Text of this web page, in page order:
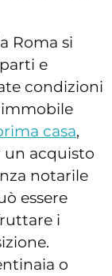
Roma si
e
condizioni
casa,
un acquisto
notarile
essere
i
o